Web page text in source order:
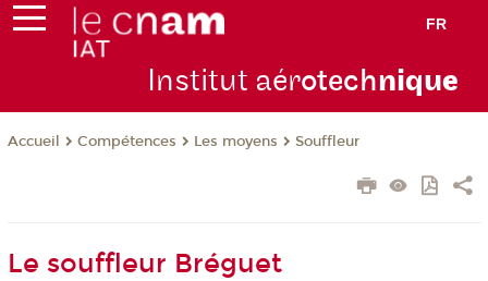
FR
Institut aérotechnique
Accueil Compétences Les moyens Souffleur
Le souffleur Bréguet